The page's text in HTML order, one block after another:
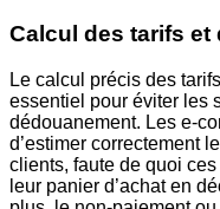
Calcul des tarifs et
Le calcul précis des
essentiel pour éviter les
dédouanement. Les e-
d’estimer correctement
clients, faute de quoi
leur panier d’achat en